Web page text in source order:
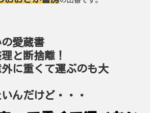
愛蔵書
と断捨離！
に重くて運ぶのも大
んだけど・・・